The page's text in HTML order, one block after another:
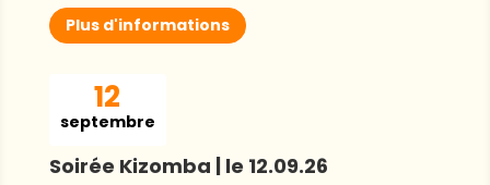
Plus d'informations
12
septembre
Soirée Kizomba | le 12.09.26